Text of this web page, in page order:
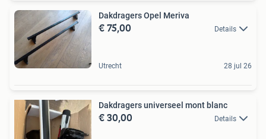
Dakdragers Opel Meriva
€ 75,00 Details
Utrecht 28 jul 26
Dakdragers universeel mont blanc
€ 30,00 Details